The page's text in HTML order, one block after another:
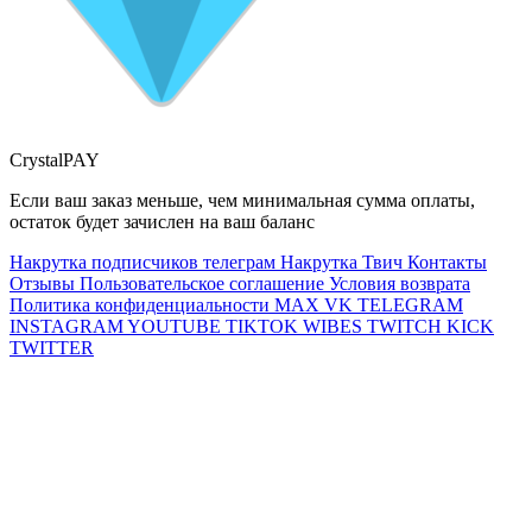
CrystalPAY
Если ваш заказ меньше, чем минимальная сумма оплаты,
остаток будет зачислен на ваш баланс
Накрутка подписчиков телеграм Накрутка Твич Контакты
Отзывы Пользовательское соглашение Условия возврата
Политика конфиденциальности MAX VK TELEGRAM
INSTAGRAMYOUTUBE TIKTOK WIBES TWITCH KICK
TWITTER